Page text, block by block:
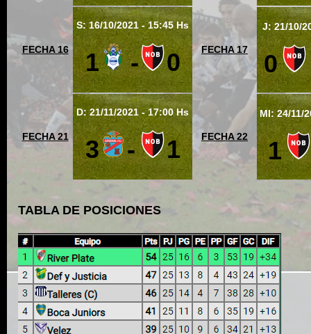
FECHA 16
S: 16/10/2021 - 15:45 Hs
1 - 0 FECHA 17
J: 21/10/
0
FECHA 21
D: 21/11/2021 - 17:00 Hs
3 - 1 FECHA 22
MI: 24/11/
1
TABLA DE POSICIONES